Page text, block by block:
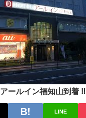
アールイン福知山到着 ‼︎
LINE